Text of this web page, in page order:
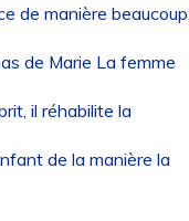
de manière beaucoup
de Marie La femme
il réhabilite la
de la manière la